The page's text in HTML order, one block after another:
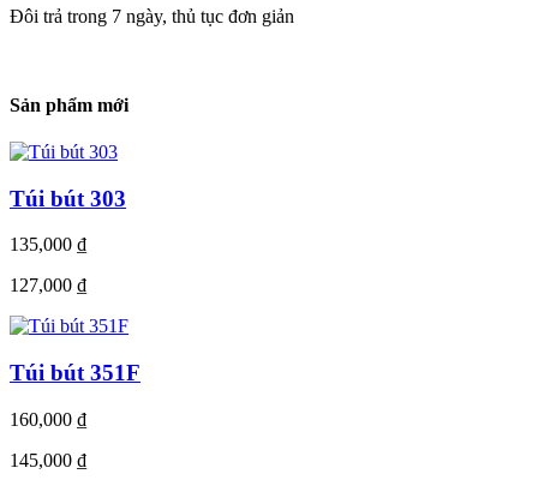
Đôi trả trong 7 ngày, thủ tục đơn giản
Sản phẩm mới
Túi bút 303
135,000 ₫
127,000 ₫
Túi bút 351F
160,000 ₫
145,000 ₫